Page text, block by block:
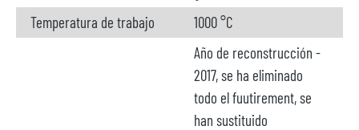
Temperatura de trabajo
1000 °C
Año de reconstrucción -
2017, se ha eliminado
todo el fuutirement, se
han sustituido